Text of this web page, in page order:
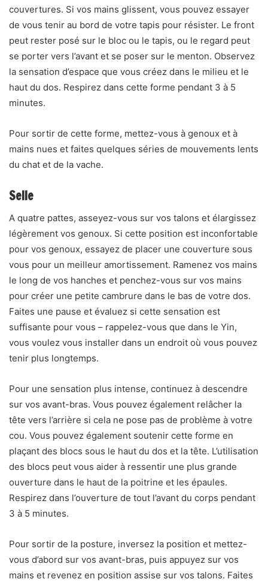
couvertures. Si vos mains glissent, vous pouvez essayer
de vous tenir au bord de votre tapis pour résister. Le front
peut rester posé sur le bloc ou le tapis, ou le regard peut
se porter vers l’avant et se poser sur le menton. Observez
la sensation d’espace que vous créez dans le milieu et le
haut du dos. Respirez dans cette forme pendant 3 à 5
minutes.
Pour sortir de cette forme, mettez-vous à genoux et à
mains nues et faites quelques séries de mouvements lents
du chat et de la vache.
Selle
A quatre pattes, asseyez-vous sur vos talons et élargissez
légèrement vos genoux. Si cette position est inconfortable
pour vos genoux, essayez de placer une couverture sous
vous pour un meilleur amortissement. Ramenez vos mains
le long de vos hanches et penchez-vous sur vos mains
pour créer une petite cambrure dans le bas de votre dos.
Faites une pause et évaluez si cette sensation est
suffisante pour vous – rappelez-vous que dans le Yin,
vous voulez vous installer dans un endroit où vous pouvez
tenir plus longtemps.
Pour une sensation plus intense, continuez à descendre
sur vos avant-bras. Vous pouvez également relâcher la
tête vers l’arrière si cela ne pose pas de problème à votre
cou. Vous pouvez également soutenir cette forme en
plaçant des blocs sous le haut du dos et la tête. L’utilisation
des blocs peut vous aider à ressentir une plus grande
ouverture dans le haut de la poitrine et les épaules.
Respirez dans l’ouverture de tout l’avant du corps pendant
3 à 5 minutes.
Pour sortir de la posture, inversez la position et mettez-
vous d’abord sur vos avant-bras, puis appuyez sur vos
mains et revenez en position assise sur vos talons. Faites